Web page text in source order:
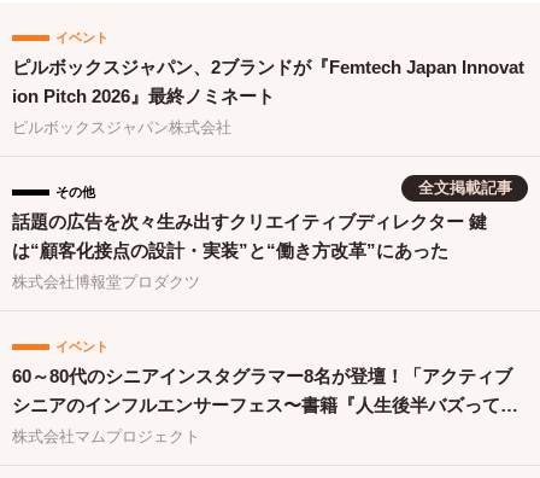
イベント
ピルボックスジャパン、2ブランドが『Femtech Japan Innovat
ion Pitch 2026』最終ノミネート
ピルボックスジャパン株式会社
全文掲載記事
その他
話題の広告を次々生み出すクリエイティブディレクター 鍵
は“顧客化接点の設計・実装”と“働き方改革”にあった
株式会社博報堂プロダクツ
イベント
60～80代のシニアインスタグラマー8名が登壇！「アクティブ
シニアのインフルエンサーフェス〜書籍『人生後半バズってま
す！』出版祝〜」を開催
株式会社マムプロジェクト